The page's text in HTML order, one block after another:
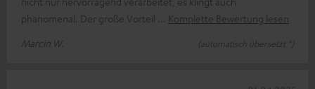
phänomenal. Der große Vorteil
Komplette Bewertung lesen
Marcin W.
(automatisch übersetzt *)